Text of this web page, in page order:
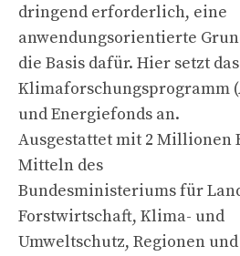
dringend erforderlich, eine
anwendungsorientierte
die Basis dafür. Hier setzt
Klimaforschungsprogramm
und Energiefonds an.
Ausgestattet mit 2 Millionen
Mitteln des
Bundesministeriums für
Forstwirtschaft, Klima- und
Umweltschutz, Regionen